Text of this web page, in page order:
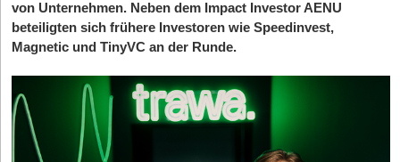
von Unternehmen. Neben dem Impact Investor AENU
beteiligten sich frühere Investoren wie Speedinvest,
Magnetic und TinyVC an der Runde.